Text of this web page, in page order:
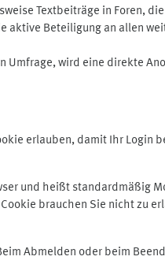
Textbeiträge in Foren,
Beteiligung an allen
wird eine direkte
erlauben, damit Ihr Login
und heißt standardmäßig
brauchen Sie nicht zu
Abmelden oder beim